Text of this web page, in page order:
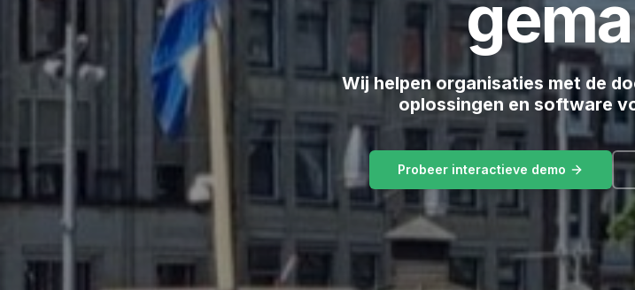
Wij helpen organisaties met de
oplossingen en software
Probeer interactieve demo